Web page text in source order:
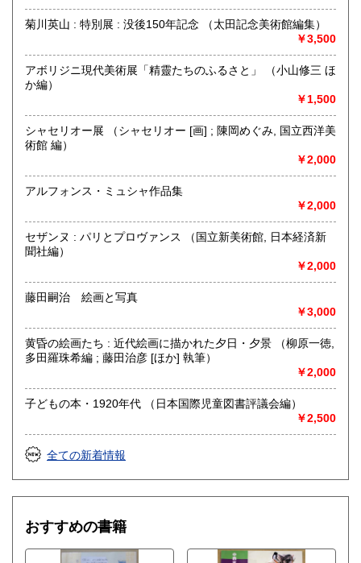
店内には山岳書・料理書・書道・美術関係の本など趣味に関
する本が
お探しの本等ございましたら、お気軽にお尋ねください。
常時宅配買取、出張買取、宅配買取も行っておりますので、
お問い合わせください。
沿線名：都営新宿線・三田線 東京メトロ半蔵門線 JR総武線
最寄駅：神保町駅A7出口徒歩3分 御茶ノ水駅徒歩9分
営業時間：平日・祭日共に 11時から18時まで
定休日：日曜定休・年末年始 (休業日:12月28日から1月4日)
書籍の買取について
まずは電話かメール、ホームページのフォーマットからご連
絡ください。
自然科学、美術工芸、趣味、サブカルチャー、古書一般（そ
山岳・料理・中国美術・書道・美術展カタログ
菊川英山 : 特別展 : 没後150年記念 （太田記念美術館編集）
￥3,500
アボリジニ現代美術展「精靈たちのふるさと」 （小山修三 ほ
か編）
￥1,500
シャセリオー展 （シャセリオー [画] ; 陳岡めぐみ, 国立西洋美
術館 編）
￥2,000
アルフォンス・ミュシャ作品集
￥2,000
セザンヌ : パリとプロヴァンス （国立新美術館, 日本経済新
聞社編）
￥2,000
藤田嗣治 絵画と写真
￥3,000
黄昏の絵画たち : 近代絵画に描かれた夕日・夕景 （柳原一徳,
多田羅珠希編 ; 藤田治彦 [ほか] 執筆）
￥2,000
子どもの本・1920年代 （日本国際児童図書評議会編）
￥2,500
全ての新着情報
おすすめの書籍